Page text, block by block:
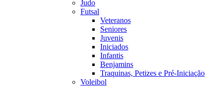
Judo
Futsal
Veteranos
Seniores
Juvenis
Iniciados
Infantis
Benjamins
Traquinas, Petizes e Pré-Iniciação
Voleibol